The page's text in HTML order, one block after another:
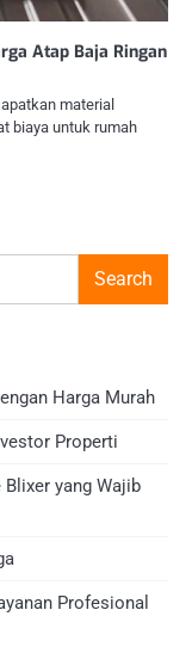
Atap Baja Ringan
material
biaya untuk rumah
Search
Harga Murah
Properti
yang Wajib
Profesional